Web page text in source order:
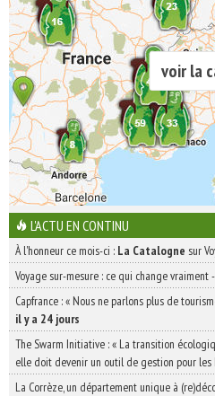
voir la
L'ACTU EN CONTINU
À l'honneur ce mois-ci : La Catalogne sur
Voyage sur-mesure : ce qui change vraiment-
Capfrance : « Nous ne parlons plus de
il y a 24 jours
The Swarm Initiative : « La transition
elle doit devenir un outil de gestion pour les
La Corrèze, un département unique à